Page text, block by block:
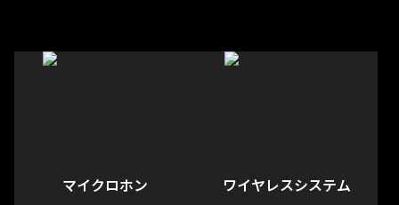
マイクロホン ワイヤレスシステム